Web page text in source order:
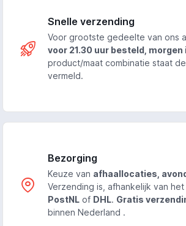
Snelle verzending
Voor grootste gedeelte van ons
voor 21.30 uur besteld, morgen
product/maat combinatie staat
vermeld.
Bezorging
Keuze van afhaallocaties,
Verzending is, afhankelijk van
PostNL of DHL. Gratis
binnen Nederland .